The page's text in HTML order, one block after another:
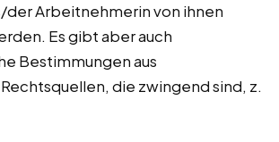
Arbeitnehmerin von ihnen
Es gibt aber auch
Bestimmungen aus
die zwingend sind, z.